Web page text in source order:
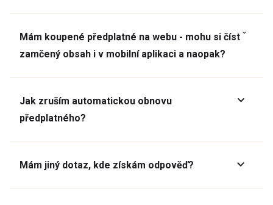
Mám koupené předplatné na webu - mohu si číst
zamčený obsah i v mobilní aplikaci a naopak?
Jak zruším automatickou obnovu
předplatného?
Mám jiný dotaz, kde získám odpověď?